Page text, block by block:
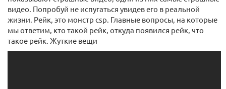
видео. Попробуй не испугаться увидев его в реальной
жизни. Рейк, это монстр csp. Главные вопросы, на которые
мы ответим, кто такой рейк, откуда появился рейк, что
такое рейк. Жуткие вещи